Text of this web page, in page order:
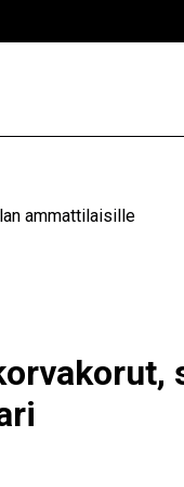
ammattilaisille